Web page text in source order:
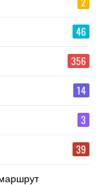
46
356
14
3
39